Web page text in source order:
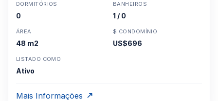
DORMITÓRIOS
0
BANHEIROS
1 / 0
ÁREA
48 m2
$ CONDOMÍNIO
US$696
LISTADO COMO
Ativo
Mais Informações